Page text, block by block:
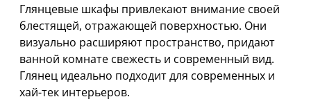
Глянцевые шкафы привлекают внимание своей
блестящей, отражающей поверхностью. Они
визуально расширяют пространство, придают
ванной комнате свежесть и современный вид.
Глянец идеально подходит для современных и
хай-тек интерьеров.